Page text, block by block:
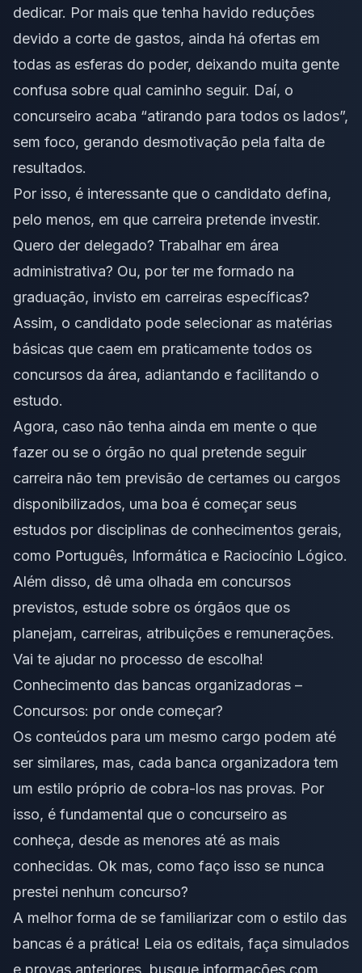
dedicar. Por mais que tenha havido reduções
devido a corte de gastos, ainda há ofertas em
todas as esferas do poder, deixando muita gente
confusa sobre qual caminho seguir. Daí, o
concurseiro acaba “atirando para todos os lados”,
sem foco, gerando desmotivação pela falta de
resultados.
Por isso, é interessante que o candidato defina,
pelo menos, em que carreira pretende investir.
Quero der delegado? Trabalhar em área
administrativa? Ou, por ter me formado na
graduação, invisto em carreiras específicas?
Assim, o candidato pode selecionar as matérias
básicas que caem em praticamente todos os
concursos da área, adiantando e facilitando o
estudo.
Agora, caso não tenha ainda em mente o que
fazer ou se o órgão no qual pretende seguir
carreira não tem previsão de certames ou cargos
disponibilizados, uma boa é começar seus
estudos por disciplinas de conhecimentos gerais,
como Português, Informática e Raciocínio Lógico.
Além disso, dê uma olhada em concursos
previstos, estude sobre os órgãos que os
planejam, carreiras, atribuições e remunerações.
Vai te ajudar no processo de escolha!
Conhecimento das bancas organizadoras –
Concursos: por onde começar?
Os conteúdos para um mesmo cargo podem até
ser similares, mas, cada banca organizadora tem
um estilo próprio de cobra-los nas provas. Por
isso, é fundamental que o concurseiro as
conheça, desde as menores até as mais
conhecidas. Ok mas, como faço isso se nunca
prestei nenhum concurso?
A melhor forma de se familiarizar com o estilo das
bancas é a prática! Leia os editais, faça simulados
e provas anteriores, busque informações com